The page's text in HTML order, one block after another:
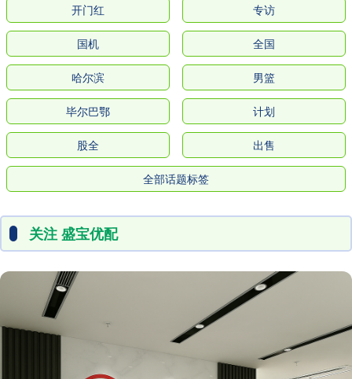
开门红 专访
国机 全国
哈尔滨 男篮
毕尔巴鄂 计划
股全 出售
全部话题标签
关注 盛宝优配